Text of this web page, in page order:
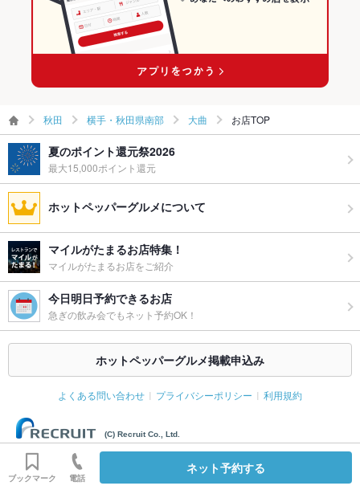
ウェディン
－
プライズ対
備考 －
秋田 横手・秋田県南部 大曲 お店TOP
夏のポイント還元祭2026
最大15,000ポイント還元
ホットペッパーグルメについて
マイルがたまるお店特集！
マイルがたまるお店をご紹介
今日明日予約できるお店
急ぎの飲み会でもネット予約OK！
ホットペッパーグルメ掲載申込み
よくある問い合わせ プライバシーポリシー 利用規約
(C) Recruit Co., Ltd.
ブックマーク 電話
ネット予約する